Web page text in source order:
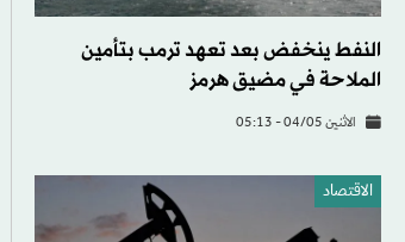
النفط ينخفض بعد تعهد ترمب بتأمين
الملاحة في مضيق هرمز
الاثنين 04/05 - 05:13
الاقتصاد